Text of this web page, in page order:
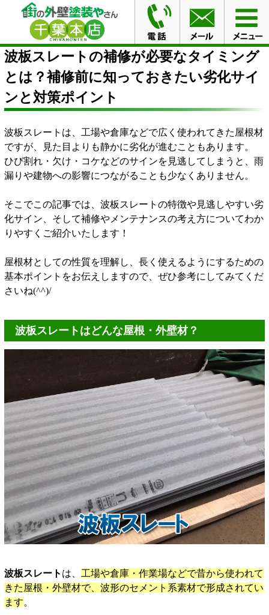
HOME ブログ
波板スレートの補修が必要なタイミング
とは？補修前に知っておきたい劣化サインと対策ポイント
波板スレートの補修が必要なタイミング
とは？補修前に知っておきたい劣化サイ
ンと対策ポイント
波板スレートは、工場や倉庫などで広く使われてきた屋根材
ですが、見た目よりも静かに劣化が進むこともあります。
ひび割れ・欠け・コケなどのサインを見逃してしまうと、雨
漏りや建物への影響につながることも少なくありません。
そこでこの記事では、波板スレートの特徴や見逃しやすい劣
化サイン、そして補修やメンテナンスの考え方についてわか
りやすくご紹介いたします！
屋根材としての性質を理解し、長く使えるようにするための
基本ポイントをお伝えしますので、ぜひ参考にしてみてくだ
さいね(^^)/
波板スレートはどんな屋根・外壁材？
波板スレート は、 工場や倉庫・作業場などで昔から使われて
きた屋根・外壁材で、波形のセメント系素材で形成されてい
ます。